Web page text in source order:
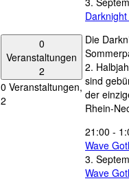
0
Veranstaltungen
2
0 Veranstaltungen,
2
Die
2.
sind
der
Rhein-
21:00 -
Wave
3.
Wave